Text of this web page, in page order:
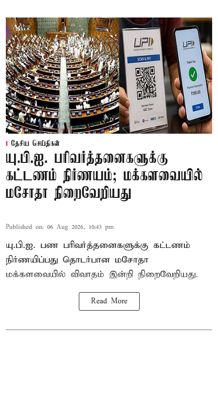
தேசிய செய்திகள்
யு.பி.ஐ. பரிவர்த்தனைகளுக்கு
கட்டணம் நிர்ணயம்; மக்களவையில்
மசோதா நிறைவேறியது
Published on: 06 Aug 2026, 10:43 pm
யு.பி.ஐ. பண பரிவர்த்தனைகளுக்கு கட்டணம்
நிர்ணயிப்பது தொடர்பான மசோதா
மக்களவையில் விவாதம் இன்றி நிறைவேறியது.
Read More